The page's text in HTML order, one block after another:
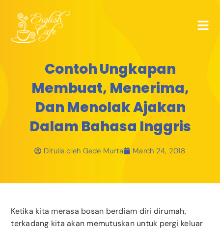
Contoh Ungkapan
Membuat, Menerima,
Dan Menolak Ajakan
Dalam Bahasa Inggris
Ditulis oleh Gede Murta March 24, 2018
Ketika kita merasa bosan berdiam diri dirumah,
terkadang kita akan memutuskan untuk pergi keluar